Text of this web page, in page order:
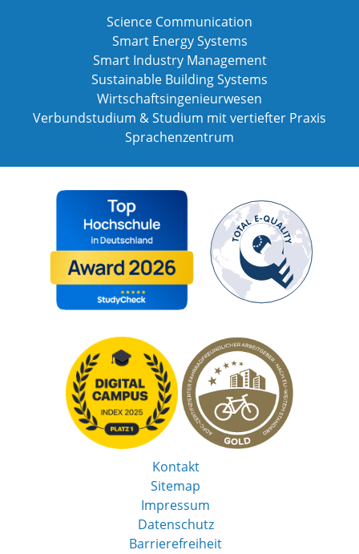
Science Communication
Smart Energy Systems
Smart Industry Management
Sustainable Building Systems
Wirtschaftsingenieurwesen
Verbundstudium & Studium mit vertiefter Praxis
Sprachenzentrum
Kontakt
Sitemap
Impressum
Datenschutz
Barrierefreiheit